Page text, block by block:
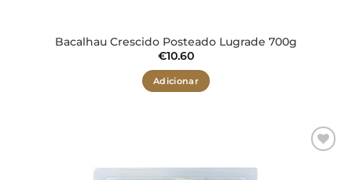
Bacalhau Crescido Posteado Lugrade 700g
€10.60
Adicionar